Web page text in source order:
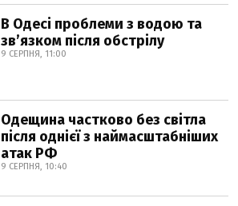
В Одесі проблеми з водою та
звʼязком після обстрілу
9 СЕРПНЯ, 11:00
Одещина частково без світла
після однієї з наймасштабніших
атак РФ
9 СЕРПНЯ, 10:40